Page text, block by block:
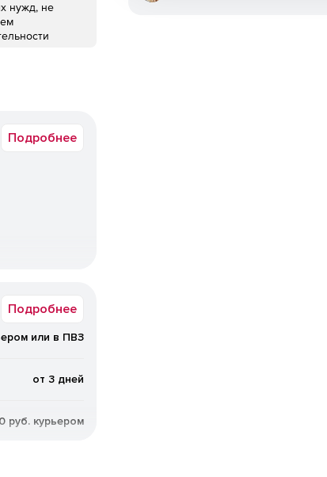
нужд, не
Подробнее
Подробнее
или в ПВЗ
от 3 дней
руб. курьером